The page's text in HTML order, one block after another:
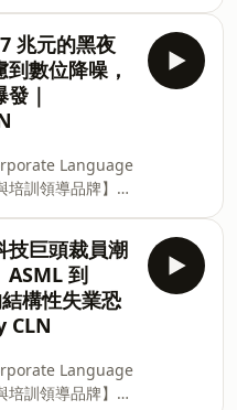
足你的需求：
@hot.englishtopics
Lisa Zhang、
、Joy Yuan、
一對一：htt
題。讓你輕鬆聽
的英文實力！ 👇
起跟讀練習：
訂閱
的英文，了解世
，我們在
足你的需求：
@hot.englishtopics
朋友，也歡迎收
鏡子裡的自己總
？解析外貌壓力
的心理議題｜20250106 by CLN 🎧 A
兆元的黑夜
數位降噪，
｜
Language
訓領導品牌】製
題。讓你輕鬆聽
的英文實力！ 👇
起跟讀練習：
閱
的英文，了解世
，我們在
足你的需求：
技巨頭裁員潮
ASML 到
構性失業恐
CLN
Language
訓領導品牌】製